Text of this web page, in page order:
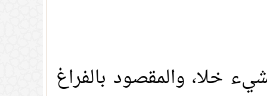
خلا، والمقصود بالفراغ